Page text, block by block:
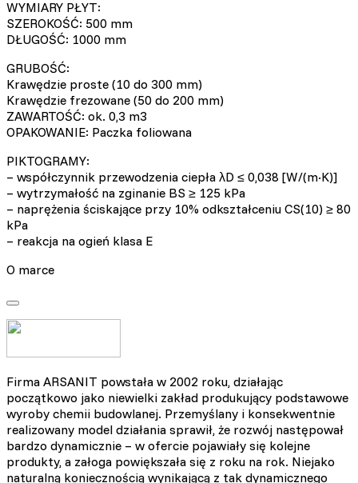
WYMIARY PŁYT:
SZEROKOŚĆ: 500 mm
DŁUGOŚĆ: 1000 mm
GRUBOŚĆ:
Krawędzie proste (10 do 300 mm)
Krawędzie frezowane (50 do 200 mm)
ZAWARTOŚĆ: ok. 0,3 m3
OPAKOWANIE: Paczka foliowana
PIKTOGRAMY:
– współczynnik przewodzenia ciepła λD ≤ 0,038 [W/(m·K)]
– wytrzymałość na zginanie BS ≥ 125 kPa
– naprężenia ściskające przy 10% odkształceniu CS(10) ≥ 80
kPa
– reakcja na ogień klasa E
O marce
Firma ARSANIT powstała w 2002 roku, działając
początkowo jako niewielki zakład produkujący podstawowe
wyroby chemii budowlanej. Przemyślany i konsekwentnie
realizowany model działania sprawił, że rozwój następował
bardzo dynamicznie – w ofercie pojawiały się kolejne
produkty, a załoga powiększała się z roku na rok. Niejako
naturalną koniecznością wynikającą z tak dynamicznego